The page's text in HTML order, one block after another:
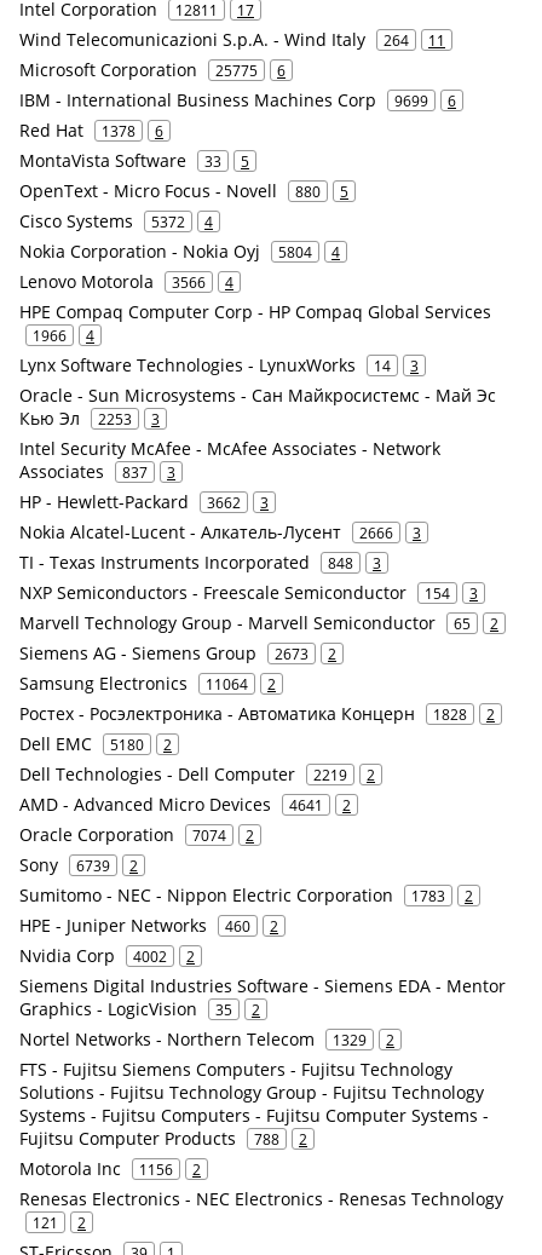
Intel Corporation 12811 17
Wind Telecomunicazioni S.p.A. - Wind Italy 264 11
Microsoft Corporation 25775 6
IBM - International Business Machines Corp 9699 6
Red Hat 1378 6
MontaVista Software 33 5
OpenText - Micro Focus - Novell 880 5
Cisco Systems 5372 4
Nokia Corporation - Nokia Oyj 5804 4
Lenovo Motorola 3566 4
HPE Compaq Computer Corp - HP Compaq Global Services
1966 4
Lynx Software Technologies - LynuxWorks 14 3
Oracle - Sun Microsystems - Сан Майкросистемс - Май Эс
Кью Эл
2253 3
Intel Security McAfee - McAfee Associates - Network
Associates
837 3
HP - Hewlett-Packard 3662 3
Nokia Alcatel-Lucent - Алкатель-Лусент 2666 3
TI - Texas Instruments Incorporated 848 3
NXP Semiconductors - Freescale Semiconductor 154 3
Marvell Technology Group - Marvell Semiconductor 65 2
Siemens AG - Siemens Group 2673 2
Samsung Electronics 11064 2
Ростех - Росэлектроника - Автоматика Концерн 1828 2
Dell EMC 5180 2
Dell Technologies - Dell Computer 2219 2
AMD - Advanced Micro Devices 4641 2
Oracle Corporation 7074 2
Sony 6739 2
Sumitomo - NEC - Nippon Electric Corporation 1783 2
HPE - Juniper Networks 460 2
Nvidia Corp 4002 2
Siemens Digital Industries Software - Siemens EDA - Mentor
Graphics - LogicVision
35 2
Nortel Networks - Northern Telecom 1329 2
FTS - Fujitsu Siemens Computers - Fujitsu Technology
Solutions - Fujitsu Technology Group - Fujitsu Technology
Systems - Fujitsu Computers - Fujitsu Computer Systems -
Fujitsu Computer Products
788 2
Motorola Inc 1156 2
Renesas Electronics - NEC Electronics - Renesas Technology
121 2